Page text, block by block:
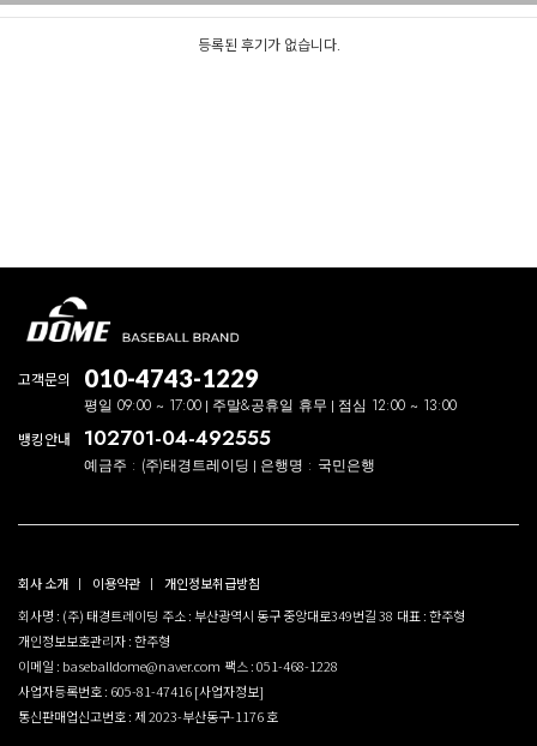
등록된 후기가 없습니다.
고객문의 010-4743-1229
평일 09:00 ~ 17:00 주말&공휴일 휴무 점심 12:00 ~ 13:00
뱅킹안내 102701-04-492555
예금주 : (주)태경트레이딩 은행명 : 국민은행
회사 소개 이용약관
개인정보취급방침
회사명 : (주) 태경트레이딩 주소 : 부산광역시 동구 중앙대로349번길 38 대표 : 한주형
개인정보보호관리자 : 한주형
이메일 : baseballdome@naver.com 팩스 : 051-468-1228
사업자등록번호 : 605-81-47416[사업자정보]
통신판매업신고번호 : 제 2023-부산동구-1176 호